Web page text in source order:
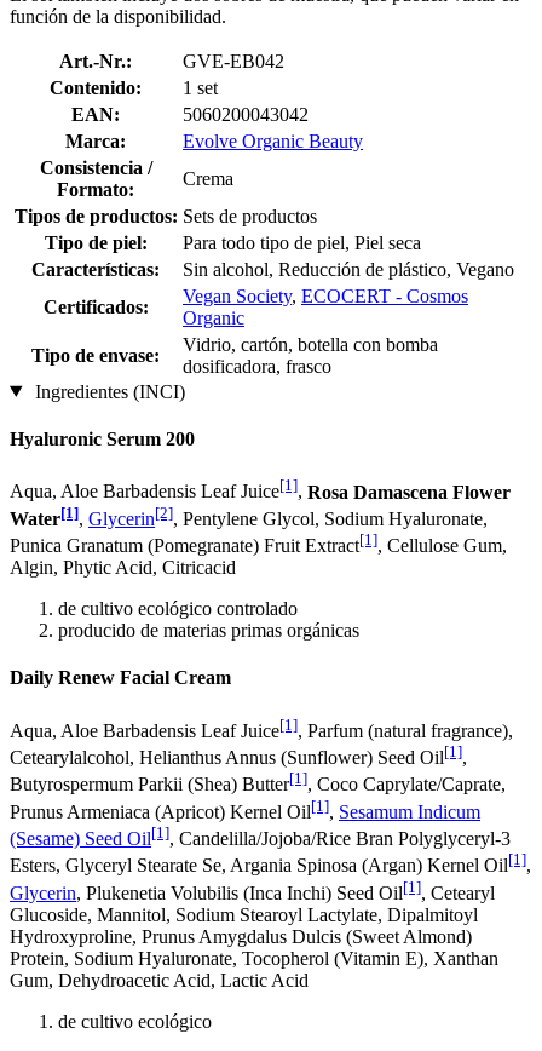
función de la disponibilidad.
Art.-Nr.:
GVE-EB042
Contenido:
1 set
EAN:
5060200043042
Marca:
Evolve Organic Beauty
Consistencia /
Formato:
Crema
Tipos de productos: Sets de productos
Tipo de piel:
Para todo tipo de piel, Piel seca
Características:
Sin alcohol, Reducción de plástico, Vegano
Certificados:
Vegan Society, ECOCERT - Cosmos
Organic
Tipo de envase:
Vidrio, cartón, botella con bomba
dosificadora, frasco
Ingredientes (INCI)
Hyaluronic Serum 200
Aqua, Aloe Barbadensis Leaf Juice[1], Rosa Damascena Flower
Water[1], Glycerin[2], Pentylene Glycol, Sodium Hyaluronate,
Punica Granatum (Pomegranate) Fruit Extract[1], Cellulose Gum,
Algin, Phytic Acid, Citricacid
de cultivo ecológico controlado
producido de materias primas orgánicas
Daily Renew Facial Cream
Aqua, Aloe Barbadensis Leaf Juice[1], Parfum (natural fragrance),
Cetearylalcohol, Helianthus Annus (Sunflower) Seed Oil[1],
Butyrospermum Parkii (Shea) Butter[1], Coco Caprylate/Caprate,
Prunus Armeniaca (Apricot) Kernel Oil[1], Sesamum Indicum
(Sesame) Seed Oil[1], Candelilla/Jojoba/Rice Bran Polyglyceryl-3
Esters, Glyceryl Stearate Se, Argania Spinosa (Argan) Kernel Oil[1],
Glycerin, Plukenetia Volubilis (Inca Inchi) Seed Oil[1], Cetearyl
Glucoside, Mannitol, Sodium Stearoyl Lactylate, Dipalmitoyl
Hydroxyproline, Prunus Amygdalus Dulcis (Sweet Almond)
Protein, Sodium Hyaluronate, Tocopherol (Vitamin E), Xanthan
Gum, Dehydroacetic Acid, Lactic Acid
de cultivo ecológico